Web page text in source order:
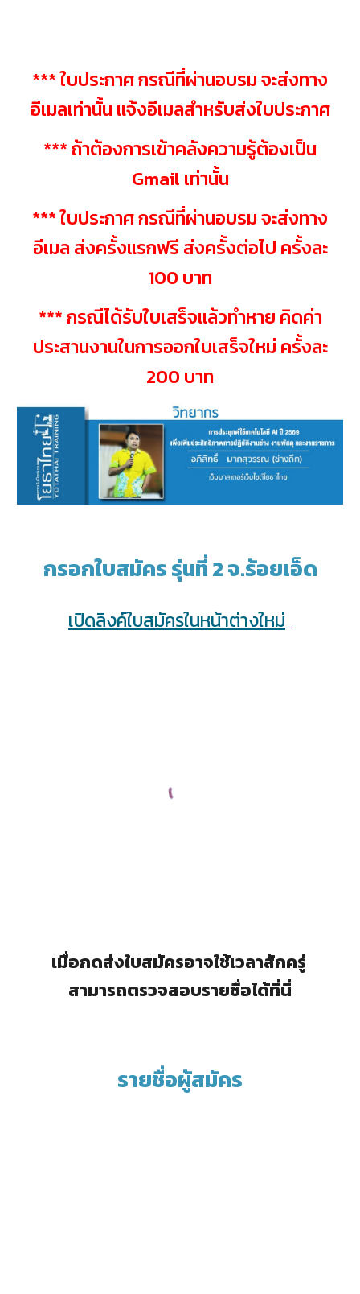
*** ใบประกาศ กรณีที่ผ่านอบรม จะส่งทาง
อีเมลเท่านั้น แจ้งอีเมลสำหรับส่งใบประกาศ
*** ถ้าต้องการเข้าคลังความรู้ต้องเป็น
Gmail เท่านั้น
*** ใบประกาศ กรณีที่ผ่านอบรม จะส่งทาง
อีเมล ส่งครั้งแรกฟรี ส่งครั้งต่อไป ครั้งละ
100 บาท
*** กรณีได้รับใบเสร็จแล้วทำหาย คิดค่า
ประสานงานในการออกใบเสร็จใหม่ ครั้งละ
200 บาท
กรอกใบสมัคร รุ่นที่2จ.ร้อยเอ็ด
เปิดลิงค์ใบสมัครในหน้าต่างใหม่
เมื่อกดส่งใบสมัครอาจใช้เวลาสักครู่
สามารถตรวจสอบรายชื่อได้ที่นี่
รายชื่อผู้สมัคร